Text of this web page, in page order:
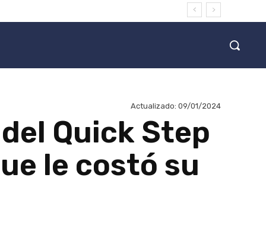
Actualizado: 09/01/2024
Quick Step
le costó su